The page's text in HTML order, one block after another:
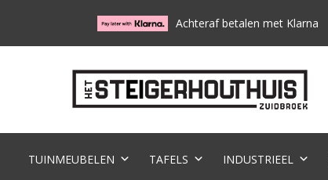
Achteraf betalen met Klarna
TUINMEUBELEN TAFELS INDUSTRIEEL